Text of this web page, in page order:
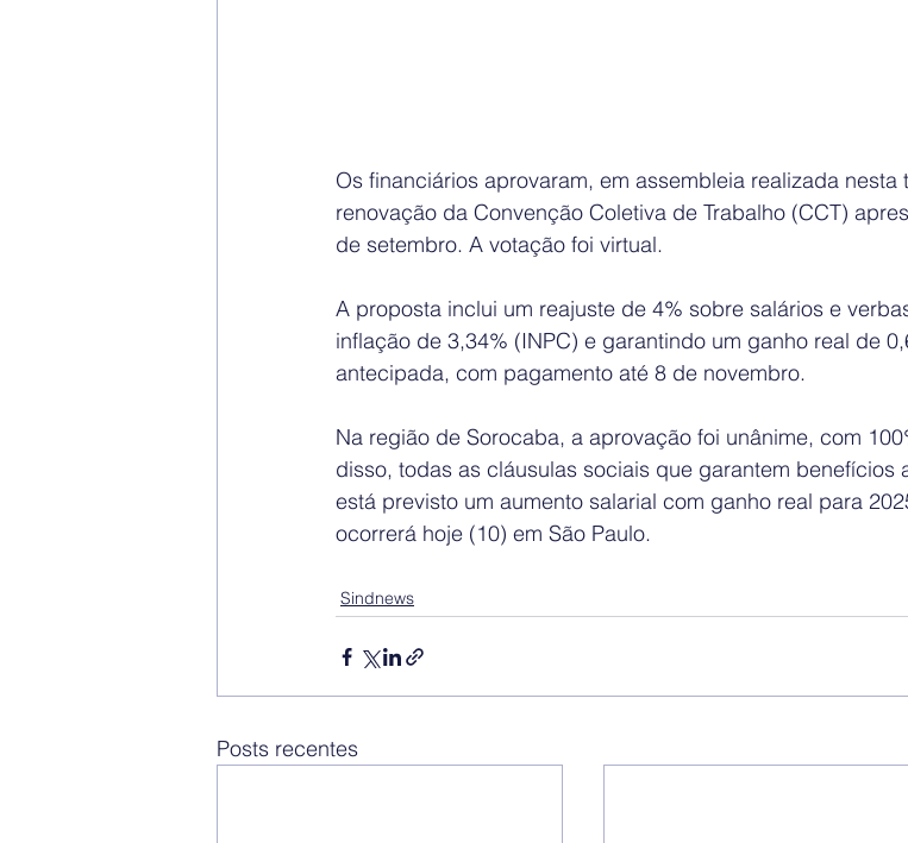
Os financiários aprovaram, em assembleia realizada
renovação da Convenção Coletiva de Trabalho (CCT)
de setembro. A votação foi virtual.
A proposta inclui um reajuste de 4% sobre salários e
inflação de 3,34% (INPC) e garantindo um ganho real de
antecipada, com pagamento até 8 de novembro.
Na região de Sorocaba, a aprovação foi unânime, com
disso, todas as cláusulas sociais que garantem benefícios
está previsto um aumento salarial com ganho real para
ocorrerá hoje (10) em São Paulo.
Sindnews
Posts recentes